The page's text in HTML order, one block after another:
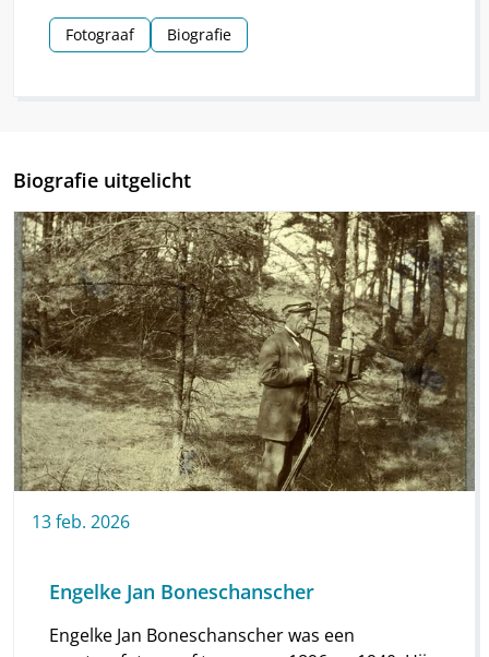
haarscherpe foto’s in en om Nieuw-
Schoonebeek.
Fotograaf Biografie
Biografie uitgelicht
13feb. 2026
Engelke Jan Boneschanscher
Engelke Jan Boneschanscher was een